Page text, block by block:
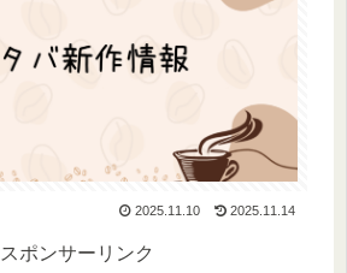
2025.11.10 2025.11.14
スポンサーリンク